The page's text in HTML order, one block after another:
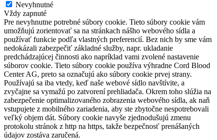
Nevyhnutné
Vždy zapnuté
Pre nevyhnutne potrebné súbory cookie. Tieto súbory cookie vám
umožňujú zorientovať sa na stránkach nášho webového sídla a
používať funkcie podľa vlastných preferencií. Bez nich by sme vám
nedokázali zabezpečiť základné služby, napr. ukladanie
predchádzajúcej činnosti ako napríklad vami zvolené nastavenie
súborov cookie. Tieto súbory cookie používa výhradne Cord Blood
Center AG, preto sa označujú ako súbory cookie prvej strany.
Používajú sa iba vtedy, keď naše webové sídlo navštívite, a
zvyčajne sa vymažú po zatvorení prehliadača. Okrem toho slúžia na
zabezpečenie optimalizovaného zobrazenia webového sídla, ak naň
vstupujete z mobilného zariadenia, aby ste zbytočne nespotrebovali
veľký objem dát. Súbory cookie navyše zjednodušujú zmenu
protokolu stránok z http na https, takže bezpečnosť prenášaných
údajov zostáva zaručená.